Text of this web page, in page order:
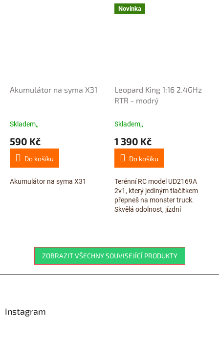
Akumulátor na syma X31
Skladem,,
590 Kč
Do košíku
Akumulátor na syma X31
Novinka
Leopard King 1:16 2.4GHz
RTR - modrý
Skladem,,
1 390 Kč
Do košíku
Terénní RC model UD2169A
2v1, který jediným tlačítkem
přepneš na monster truck.
Skvělá odolnost, jízdní
ZOBRAZIT VŠECHNY SOUVISEJÍCÍ PRODUKTY
Instagram